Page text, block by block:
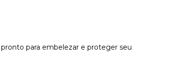
para embelezar e proteger seu